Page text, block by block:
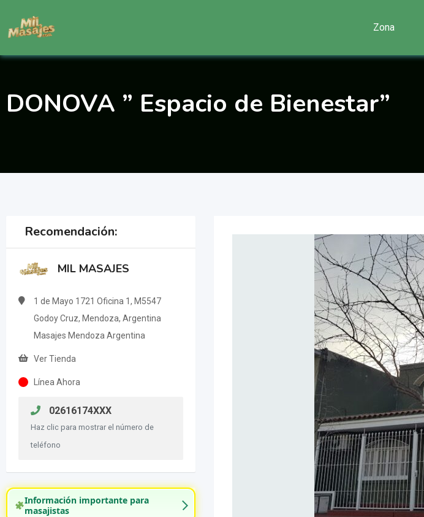
contenido
Zona
DONOVA ” Espacio de Bienestar”
Recomendación:
MIL MASAJES
1 de Mayo 1721 Oficina 1, M5547
Godoy Cruz, Mendoza, Argentina
Masajes Mendoza Argentina
Ver Tienda
Línea Ahora
02616174XXX
Haz clic para mostrar el número de
teléfono
Información importante para
masajistas